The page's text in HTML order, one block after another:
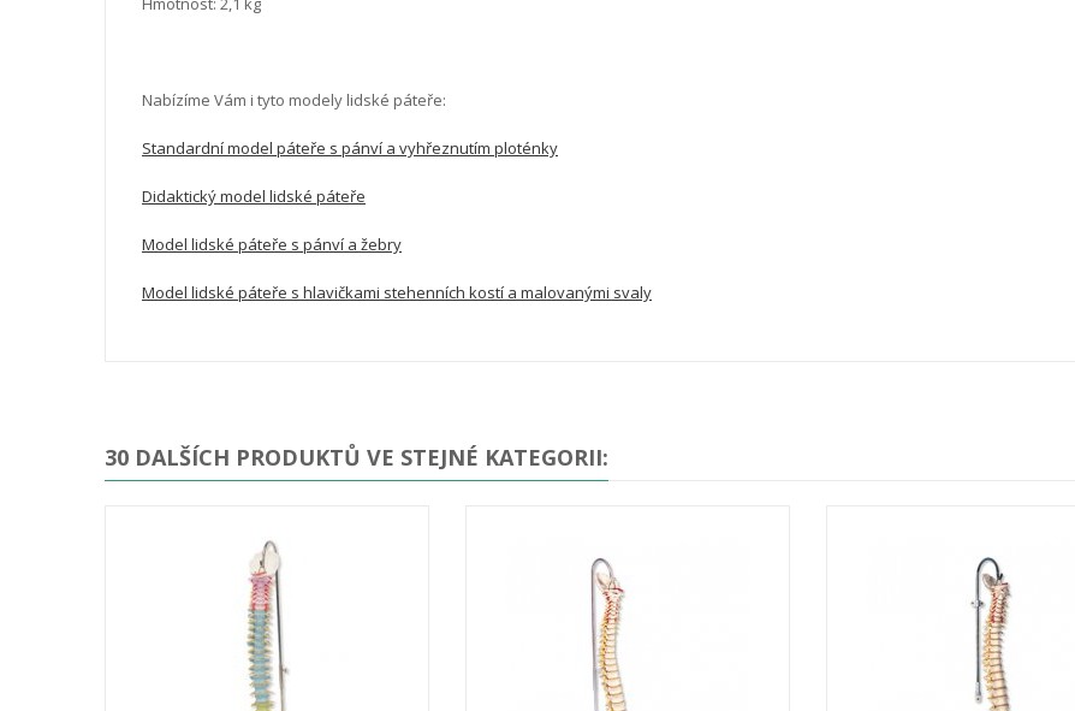
Nabízíme Vám i tyto modely lidské páteře:
Standardní model páteře s pánví a vyhřeznutím ploténky
Didaktický model lidské páteře
Model lidské páteře s pánví a žebry
Model lidské páteře s hlavičkami stehenních kostí a malovanými svaly
30 DALŠÍCH PRODUKTŮ VE STEJNÉ KATEGORII: